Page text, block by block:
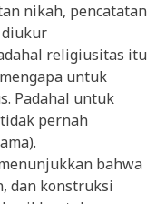
nikah, pencatatan
religiusitas itu
untuk
Padahal untuk
pernah
bahwa
dan konstruksi